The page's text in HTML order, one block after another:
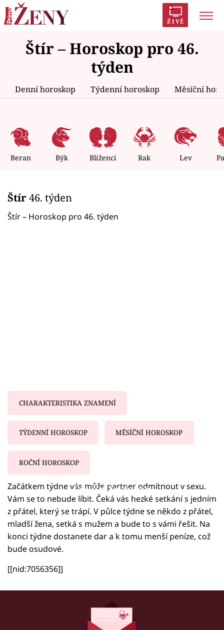
ŽIVĚ
Trendy: Polabí Inspekce Prostřeno!
AYTO?
Proměny
Témata
Celebrity
Seriály
Sledujte nás
Štír – Horoskop pro 46.
týden
Denní horoskop Týdenní horoskop Měsíční
Beran Býk Blíženci Rak Lev
Štír46. týden
Štír – Horoskop pro 46. týden
CHARAKTERISTIKA ZNAMENÍ
TÝDENNÍ HOROSKOP MĚSÍČNÍ HOROSKOP
ROČNÍ HOROSKOP
Failed to fetch
Začátkem týdne vás může partner odmítnout v sexu.
Vám se to nebude líbit. Čeká vás hezké setkání s jedním
z přátel, který se trápí. V půlce týdne se někdo z přátel,
mladší žena, setká s mužem a bude to s vámi řešit. Na
konci týdne dostanete dar a k tomu menší peníze, což
bude osudové.
[[nid:7056356]]